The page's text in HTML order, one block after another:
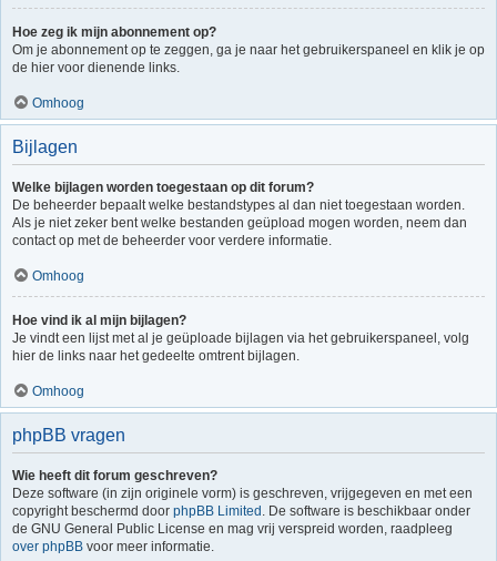
Hoe zeg ik mijn abonnement op?
Om je abonnement op te zeggen, ga je naar het gebruikerspaneel en klik je op
de hier voor dienende links.
Omhoog
Bijlagen
Welke bijlagen worden toegestaan op dit forum?
De beheerder bepaalt welke bestandstypes al dan niet toegestaan worden.
Als je niet zeker bent welke bestanden geüpload mogen worden, neem dan
contact op met de beheerder voor verdere informatie.
Omhoog
Hoe vind ik al mijn bijlagen?
Je vindt een lijst met al je geüploade bijlagen via het gebruikerspaneel, volg
hier de links naar het gedeelte omtrent bijlagen.
Omhoog
phpBB vragen
Wie heeft dit forum geschreven?
Deze software (in zijn originele vorm) is geschreven, vrijgegeven en met een
copyright beschermd door phpBB Limited . De software is beschikbaar onder
de GNU General Public License en mag vrij verspreid worden, raadpleeg
over phpBB voor meer informatie.